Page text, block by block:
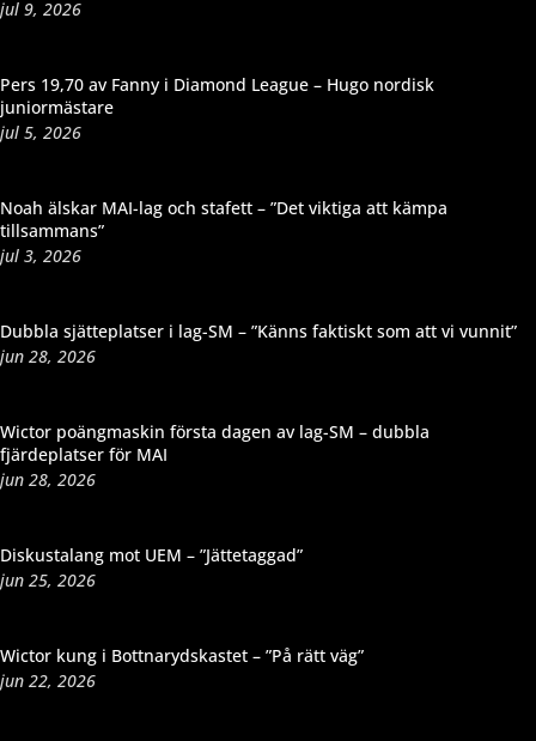
jul 9, 2026
Pers 19,70 av Fanny i Diamond League – Hugo nordisk
juniormästare
jul 5, 2026
Noah älskar MAI-lag och stafett – ”Det viktiga att kämpa
tillsammans”
jul 3, 2026
Dubbla sjätteplatser i lag-SM – ”Känns faktiskt som att vi vunnit”
jun 28, 2026
Wictor poängmaskin första dagen av lag-SM – dubbla
fjärdeplatser för MAI
jun 28, 2026
Diskustalang mot UEM – ”Jättetaggad”
jun 25, 2026
Wictor kung i Bottnarydskastet – ”På rätt väg”
jun 22, 2026